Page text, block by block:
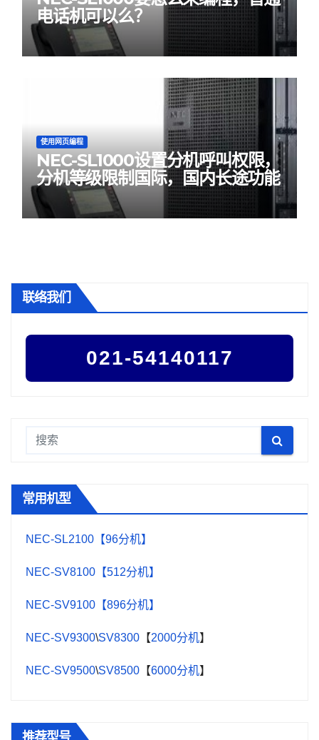
电话机可以么？
使用网页编程
NEC-SL1000设置分机呼叫权限，
分机等级限制国际，国内长途功能
联络我们
021-54140117
常用机型
NEC-SL2100【96分机】
NEC-SV8100【512分机】
NEC-SV9100【896分机】
NEC-SV9300\SV8300 【2000分机】
NEC-SV9500\SV8500 【6000分机】